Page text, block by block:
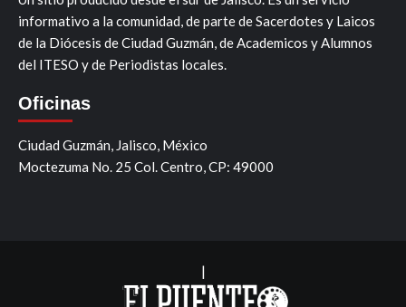
informativo a la comunidad, de parte de Sacerdotes y Laicos
de la Diócesis de Ciudad Guzmán, de Academicos y Alumnos
del ITESO y de Periodistas locales.
Oficinas
Ciudad Guzmán, Jalisco, México
Moctezuma No. 25 Col. Centro, CP: 49000
|